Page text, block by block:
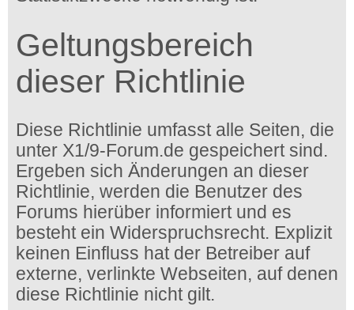
Geltungsbereich
dieser Richtlinie
Diese Richtlinie umfasst alle Seiten, die
unter X1/9-Forum.de gespeichert sind.
Ergeben sich Änderungen an dieser
Richtlinie, werden die Benutzer des
Forums hierüber informiert und es
besteht ein Widerspruchsrecht. Explizit
keinen Einfluss hat der Betreiber auf
externe, verlinkte Webseiten, auf denen
diese Richtlinie nicht gilt.